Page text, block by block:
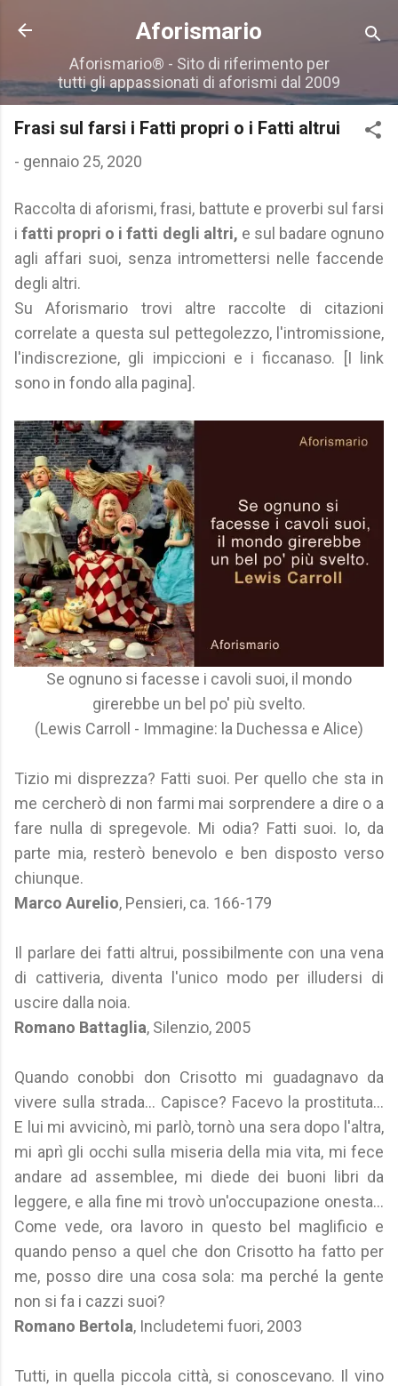
Passa ai contenuti principali
Aforismario
Aforismario® - Sito di riferimento per
tutti gli appassionati di aforismi dal 2009
Frasi sul farsi i Fatti propri o i Fatti altrui
- gennaio 25, 2020
Raccolta di aforismi, frasi, battute e proverbi sul farsi
ifatti propri o i fatti degli altri, e sul badare ognuno
agli affari suoi, senza intromettersi nelle faccende
degli altri.
Su Aforismario trovi altre raccolte di citazioni
correlate a questa sul pettegolezzo, l'intromissione,
l'indiscrezione, gli impiccioni e i ficcanaso. [I link
sono in fondo alla pagina].
Se ognuno si facesse i cavoli suoi, il mondo
girerebbe un bel po' più svelto.
(Lewis Carroll - Immagine: la Duchessa e Alice)
Tizio mi disprezza? Fatti suoi. Per quello che sta in
me cercherò di non farmi mai sorprendere a dire o a
fare nulla di spregevole. Mi odia? Fatti suoi. Io, da
parte mia, resterò benevolo e ben disposto verso
chiunque.
Marco Aurelio, Pensieri, ca. 166-179
Il parlare dei fatti altrui, possibilmente con una vena
di cattiveria, diventa l'unico modo per illudersi di
uscire dalla noia.
Romano Battaglia, Silenzio, 2005
Quando conobbi don Crisotto mi guadagnavo da
vivere sulla strada... Capisce? Facevo la prostituta...
E lui mi avvicinò, mi parlò, tornò una sera dopo l'altra,
mi aprì gli occhi sulla miseria della mia vita, mi fece
andare ad assemblee, mi diede dei buoni libri da
leggere, e alla fine mi trovò un'occupazione onesta...
Come vede, ora lavoro in questo bel maglificio e
quando penso a quel che don Crisotto ha fatto per
me, posso dire una cosa sola: ma perché la gente
non si fa i cazzi suoi?
Romano Bertola, Includetemi fuori, 2003
Tutti, in quella piccola città, si conoscevano. Il vino